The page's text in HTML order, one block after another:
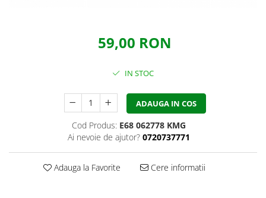
59,00 RON
IN STOC
ADAUGA IN COS
Cod Produs: E68 062778 KMG
Ai nevoie de ajutor? 0720737771
Adauga la Favorite Cere informatii